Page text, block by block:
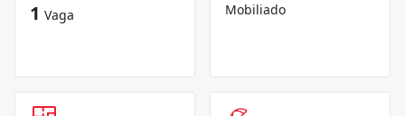
1 Vaga Mobiliado